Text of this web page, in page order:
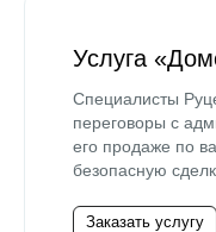
Услуга
Специалисты
переговоры с
его продаже по
безопасную
Заказать услугу